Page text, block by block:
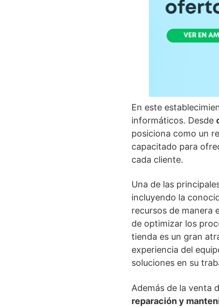
En este
informáticos. Desde
posiciona como un
capacitado para
cada cliente.
Una de las
incluyendo la
recursos de manera
de optimizar los
tienda es un gran
experiencia del
soluciones en su
Además de la venta
reparación y